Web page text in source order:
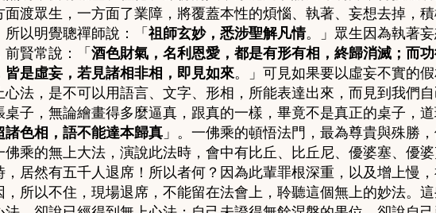
面渡眾生，一方面了業障，將覆蓋本性的煩惱、執著、妄想去掉，
所以明覺聰禪師說：「 祖師玄妙，悉涉聖解凡情。」 眾生因為執著
前賢常說：「 酒色財氣，名利恩愛，都是有形有相，終歸消滅；而
皆是虛妄，若見諸相非相，即見如來。」可見如果要以虛妄不實的
心法，是不可以用語言、文字、形相，所能表達出來，而見到我們
桌子，無論繪畫得多麼逼真，跟真的一樣，畢竟不是真正的桌子，
諸色相，語不能達本歸真 」。一佛乘的頓悟法門，最為尊貴與殊勝
佛乘的無上大法，演說此法時，會中有比丘、比丘尼、優婆塞、優
，居然有五千人退席！所以者何？因為此輩罪根深重，以及增上慢
，所以不住，現場退席，不能留在法會上，聆聽這個無上的妙法。